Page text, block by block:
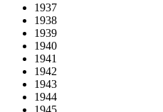
1937
1938
1939
1940
1941
1942
1943
1944
1945